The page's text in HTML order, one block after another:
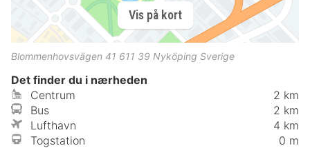
Vis på kort
Blommenhovsvägen 41 611 39 Nyköping Sverige
Det finder du i nærheden
Centrum
2 km
Bus
2 km
Lufthavn
4 km
Togstation
0 m